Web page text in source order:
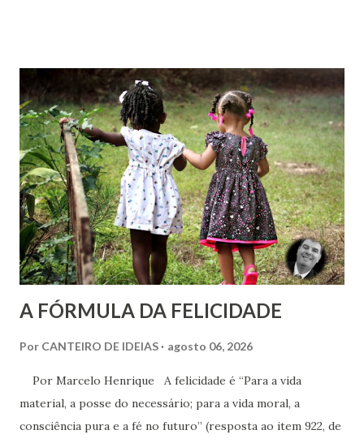
uma felicidade média de 6,8 no Brasil em 2010. O
Nordeste é a região mais feliz do Brasil, com nota média de
7,38. Se fosse considerado um país, nós nordestinos
ficaríamos em 9º na classificação global, entre belgas e
finlandeses. Apesar de ser considerada a região mais rica
do Brasil, o Sudoeste foi con...
A FÓRMULA DA FELICIDADE
Por CANTEIRO DE IDEIAS agosto 06, 2026
Por Marcelo Henrique A felicidade é “Para a vida
material, a posse do necessário; para a vida moral, a
consciência pura e a fé no futuro” (resposta ao item 922, de